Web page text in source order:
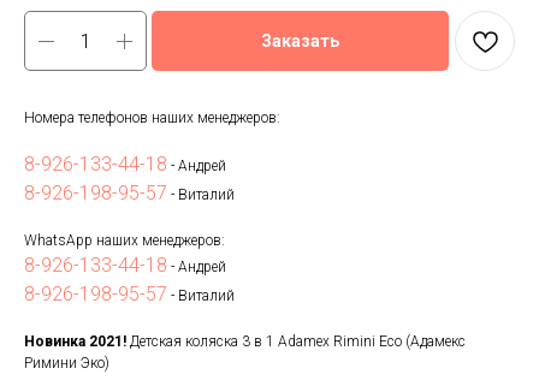
Заказать
Номера телефонов наших менеджеров:
8-926-133-44-18 - Андрей
8-926-198-95-57 - Виталий
WhatsApp наших менеджеров:
8-926-133-44-18 - Андрей
8-926-198-95-57 - Виталий
Новинка 2021! Детская коляска 3 в 1 Adamex Rimini Eco (Адамекс
Римини Эко)